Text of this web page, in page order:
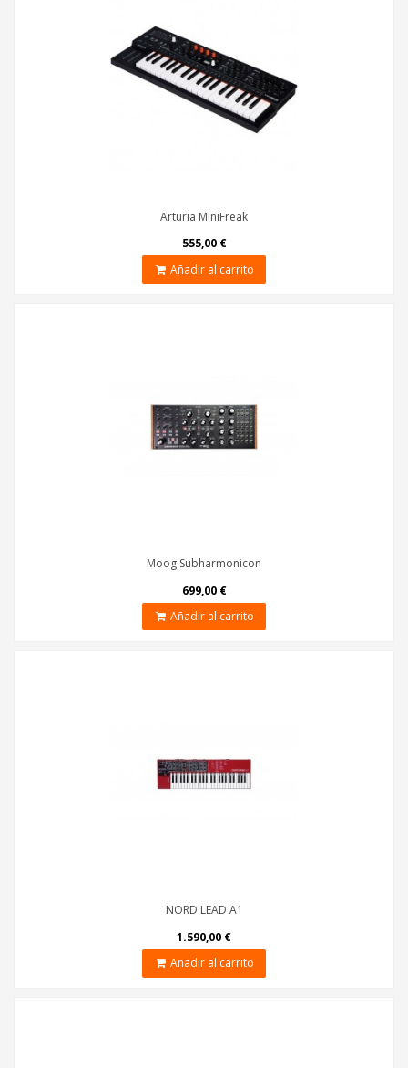
Arturia MiniFreak
555,00 €
Añadir al carrito
Moog Subharmonicon
699,00 €
Añadir al carrito
NORD LEAD A1
1.590,00 €
Añadir al carrito